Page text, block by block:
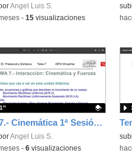
educativo.
Angel Luis S.
- 15visualizaciones -
Tema 7.- Cinemática 1ª Sesión 14-05-2026
educativo.
Angel Luis S.
- 6visualizaciones -